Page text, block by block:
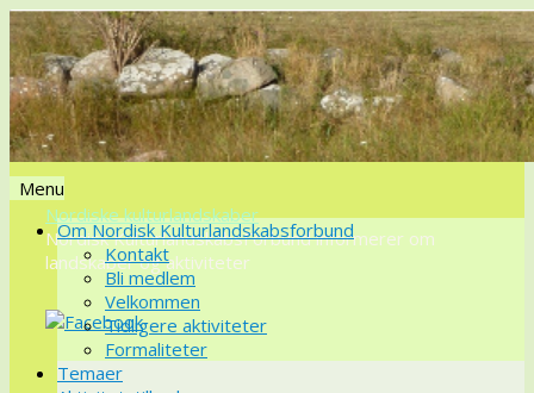
Nordiske kulturlandskaber
Nordisk KulturlandskabsForbund informerer om
landskaber og aktiviteter
Menu
Videre
indhold
Om Nordisk Kulturlandskabsforbund
Kontakt
Bli medlem
Velkommen
Tidligere aktiviteter
Formaliteter
Temaer